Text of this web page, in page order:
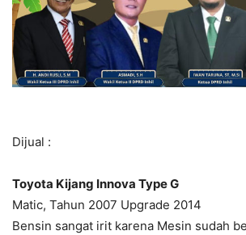
Dijual :
Toyota Kijang Innova Type G
Matic, Tahun 2007 Upgrade 2014
Bensin sangat irit karena Mesin sudah